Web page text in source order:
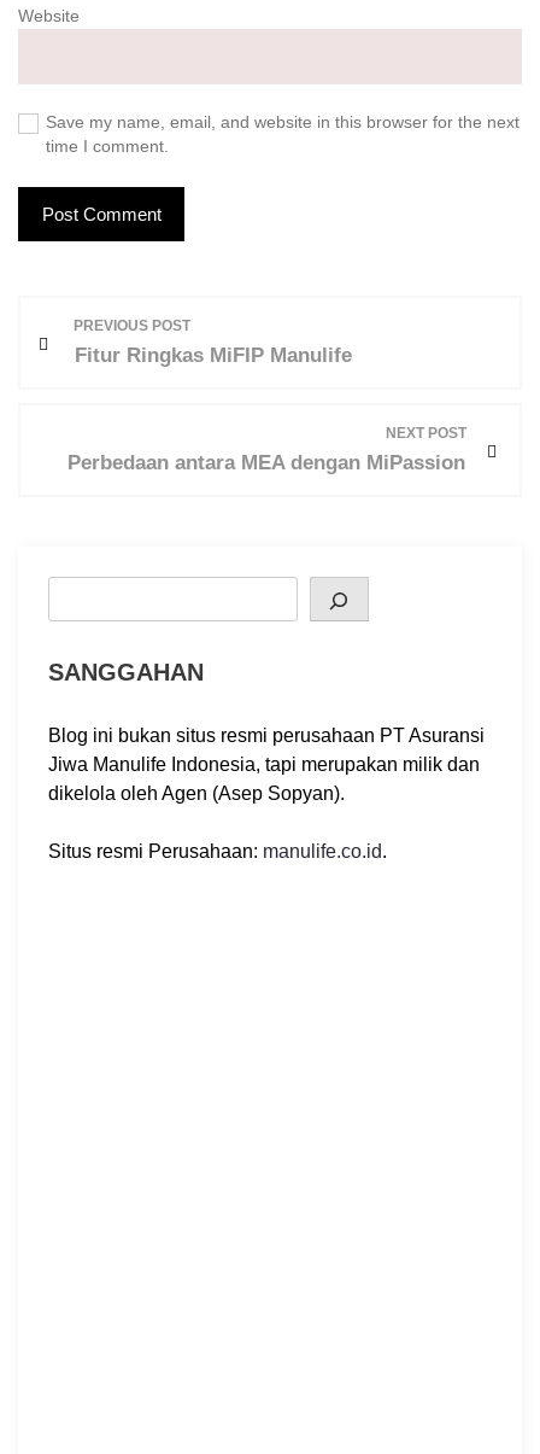
Website
Save my name, email, and website in this browser for the next
time I comment.
PREVIOUS POST
Fitur Ringkas MiFIP Manulife
NEXT POST
Perbedaan antara MEA dengan MiPassion
SANGGAHAN
Blog ini bukan situs resmi perusahaan PT Asuransi
Jiwa Manulife Indonesia, tapi merupakan milik dan
dikelola oleh Agen (Asep Sopyan).
Situs resmi Perusahaan: manulife.co.id.